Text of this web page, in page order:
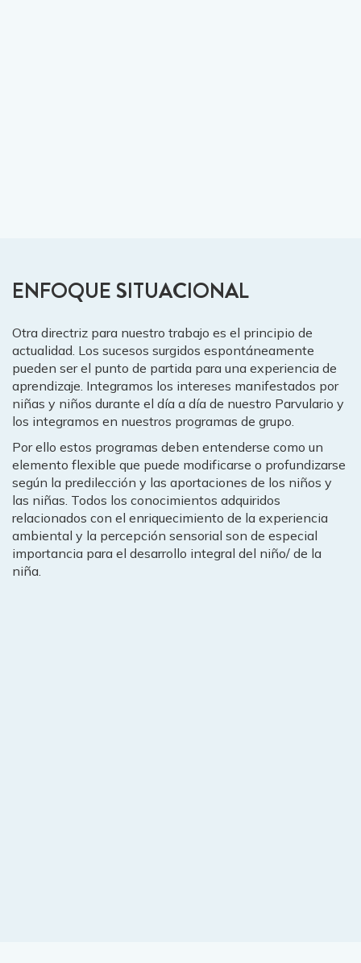
ENFOQUE SITUACIONAL
Otra directriz para nuestro trabajo es el principio de
actualidad. Los sucesos surgidos espontáneamente
pueden ser el punto de partida para una experiencia de
aprendizaje. Integramos los intereses manifestados por
niñas y niños durante el día a día de nuestro Parvulario y
los integramos en nuestros programas de grupo.
Por ello estos programas deben entenderse como un
elemento flexible que puede modificarse o profundizarse
según la predilección y las aportaciones de los niños y
las niñas. Todos los conocimientos adquiridos
relacionados con el enriquecimiento de la experiencia
ambiental y la percepción sensorial son de especial
importancia para el desarrollo integral del niño/ de la
niña.